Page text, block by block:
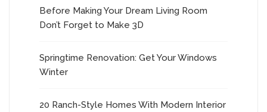
Before Making Your Dream Living Room
Don’t Forget to Make 3D
Springtime Renovation: Get Your Windows
Winter
20 Ranch-Style Homes With Modern Interior